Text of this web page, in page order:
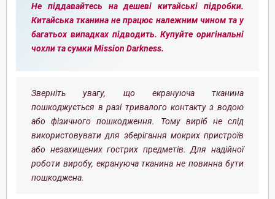
Не піддавайтесь на дешеві китайські підробки.
Китайська тканина не працює належним чином та у
багатьох випадках підводить. Купуйте оригінальні
чохли та сумки Mission Darkness.
Зверніть увагу, що екрануюча тканина
пошкоджується в разі тривалого контакту з водою
або фізичного пошкодження. Тому виріб не слід
використовувати для зберігання мокрих пристроїв
або незахищених гострих предметів. Для надійної
роботи виробу, екрануюча тканина не повинна бути
пошкоджена.